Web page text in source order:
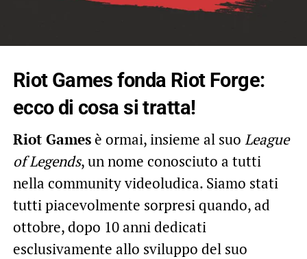
Riot Games fonda Riot Forge:
ecco di cosa si tratta!
Riot Gamesè ormai, insieme al suo League
of Legends, un nome conosciuto a tutti
nella community videoludica. Siamo stati
tutti piacevolmente sorpresi quando, ad
ottobre, dopo 10 anni dedicati
esclusivamente allo sviluppo del suo